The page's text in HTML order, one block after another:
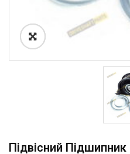
Підвісний